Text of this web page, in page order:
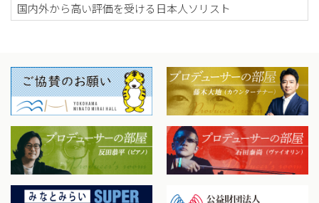
国内外から高い評価を受ける日本人ソリスト